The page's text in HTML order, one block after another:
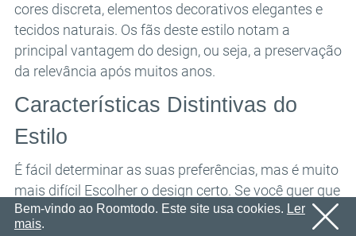
cores discreta, elementos decorativos elegantes e
tecidos naturais. Os fãs deste estilo notam a
principal vantagem do design, ou seja, a preservação
da relevância após muitos anos.
Características Distintivas do
Estilo
É fácil determinar as suas preferências, mas é muito
mais difícil Escolher o design certo. Se você quer que
a disposição da sua casa atenda às melhores
expectativas, vale a pena usar o
Bem-vindo ao Roomtodo. Este site usa cookies. Ler
mais.